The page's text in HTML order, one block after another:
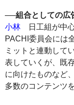
──組合としての広
小林 日工組が中
PACHI委員会には
ミットと連動して
表していくが、既
に向けたものなど
多数のコンテンツ